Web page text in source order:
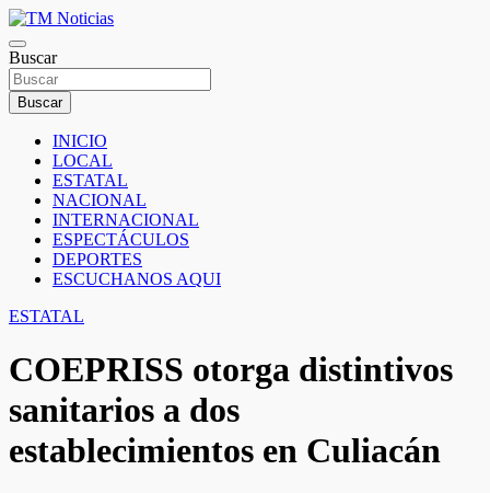
Saltar
al
contenido
TM Noticias
TM Noticias
Buscar
Buscar
INICIO
LOCAL
ESTATAL
NACIONAL
INTERNACIONAL
ESPECTÁCULOS
DEPORTES
ESCUCHANOS AQUI
ESTATAL
COEPRISS otorga distintivos
sanitarios a dos
establecimientos en Culiacán